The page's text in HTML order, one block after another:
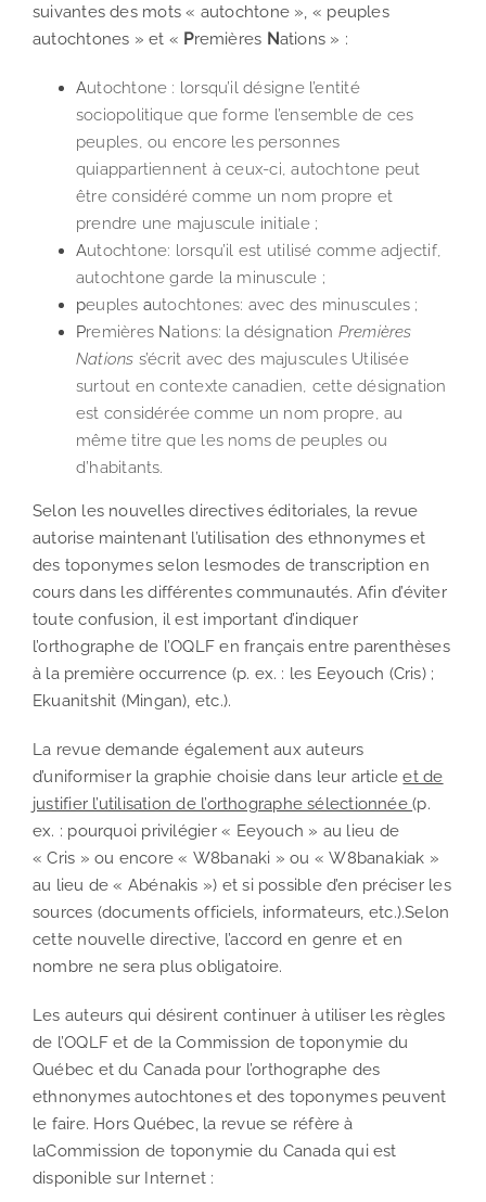
suivantes des mots « autochtone », « peuples
autochtones » et « Premières Nations » :
Autochtone : lorsqu’il désigne l’entité
sociopolitique que forme l’ensemble de ces
peuples, ou encore les personnes
quiappartiennent à ceux-ci, autochtone peut
être considéré comme un nom propre et
prendre une majuscule initiale ;
Autochtone: lorsqu’il est utilisé comme adjectif,
autochtone garde la minuscule ;
peuples autochtones: avec des minuscules ;
Premières Nations: la désignation Premières
Nations s’écrit avec des majuscules Utilisée
surtout en contexte canadien, cette désignation
est considérée comme un nom propre, au
même titre que les noms de peuples ou
d’habitants.
Selon les nouvelles directives éditoriales, la revue
autorise maintenant l’utilisation des ethnonymes et
des toponymes selon lesmodes de transcription en
cours dans les différentes communautés. Afin d’éviter
toute confusion, il est important d’indiquer
l’orthographe de l’OQLF en français entre parenthèses
à la première occurrence (p. ex. : les Eeyouch (Cris) ;
Ekuanitshit (Mingan), etc.).
La revue demande également aux auteurs
d’uniformiser la graphie choisie dans leur articleet de
justifier l’utilisation de l’orthographe sélectionnée(p.
ex. : pourquoi privilégier « Eeyouch » au lieu de
« Cris » ou encore « W8banaki » ou « W8banakiak »
au lieu de « Abénakis ») et si possible d’en préciser les
sources (documents officiels, informateurs, etc.).Selon
cette nouvelle directive, l’accord en genre et en
nombre ne sera plus obligatoire.
Les auteurs qui désirent continuer à utiliser les règles
de l’OQLF et de la Commission de toponymie du
Québec et du Canada pour l’orthographe des
ethnonymes autochtones et des toponymes peuvent
le faire. Hors Québec, la revue se réfère à
laCommission de toponymie du Canada qui est
disponible sur Internet :